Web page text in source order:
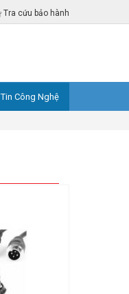
Tra cứu bảo hành
Tin Công Nghệ